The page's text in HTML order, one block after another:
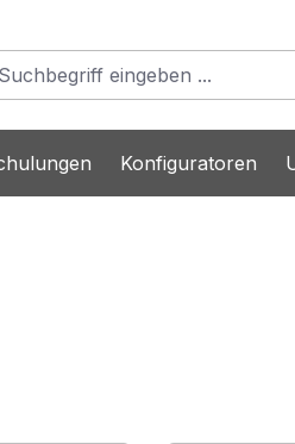
Konfiguratoren